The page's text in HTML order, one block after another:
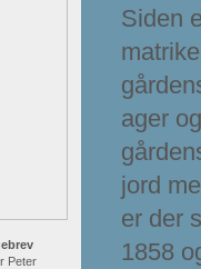
Peter
Siden
ager
jord
er der
1858